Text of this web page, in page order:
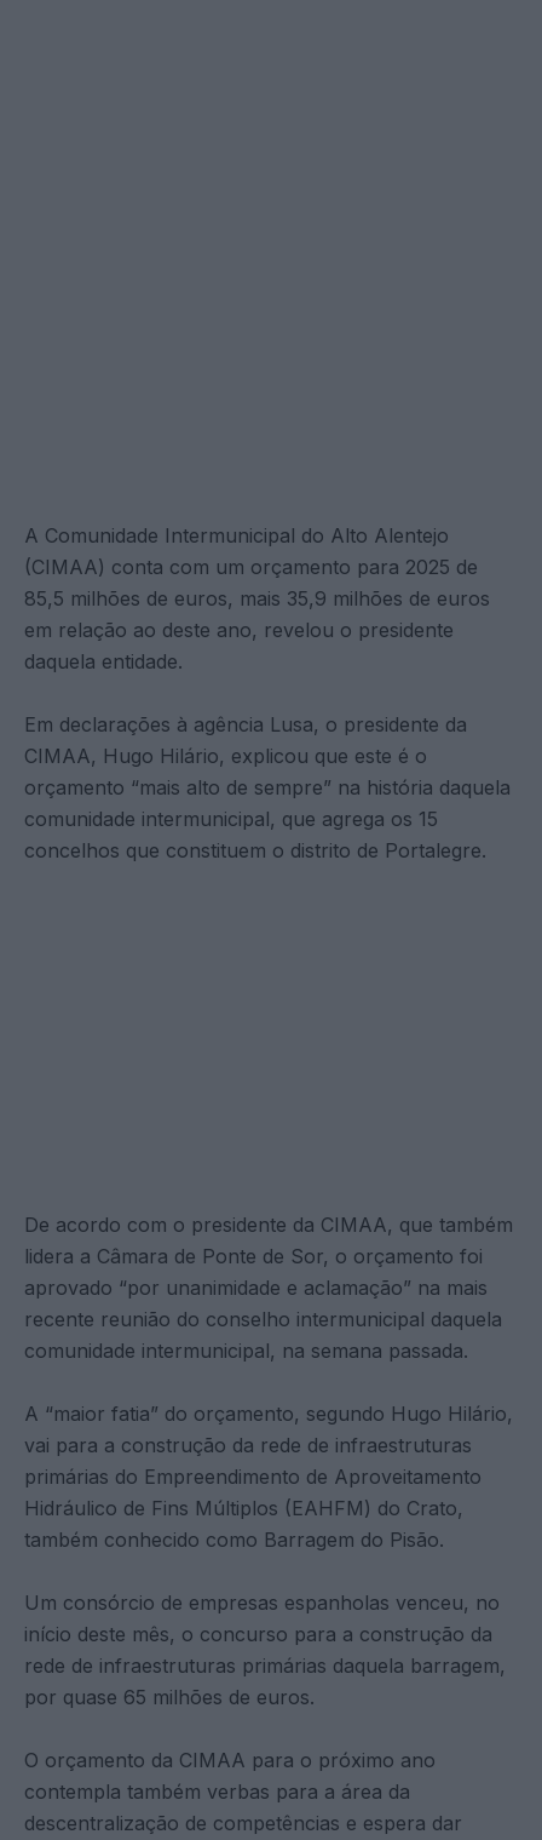
A Comunidade Intermunicipal do Alto Alentejo
(CIMAA) conta com um orçamento para 2025 de
85,5 milhões de euros, mais 35,9 milhões de euros
em relação ao deste ano, revelou o presidente
daquela entidade.
Em declarações à agência Lusa, o presidente da
CIMAA, Hugo Hilário, explicou que este é o
orçamento “mais alto de sempre” na história daquela
comunidade intermunicipal, que agrega os 15
concelhos que constituem o distrito de Portalegre.
De acordo com o presidente da CIMAA, que também
lidera a Câmara de Ponte de Sor, o orçamento foi
aprovado “por unanimidade e aclamação” na mais
recente reunião do conselho intermunicipal daquela
comunidade intermunicipal, na semana passada.
A “maior fatia” do orçamento, segundo Hugo Hilário,
vai para a construção da rede de infraestruturas
primárias do Empreendimento de Aproveitamento
Hidráulico de Fins Múltiplos (EAHFM) do Crato,
também conhecido como Barragem do Pisão.
Um consórcio de empresas espanholas venceu, no
início deste mês, o concurso para a construção da
rede de infraestruturas primárias daquela barragem,
por quase 65 milhões de euros.
O orçamento da CIMAA para o próximo ano
contempla também verbas para a área da
descentralização de competências e espera dar